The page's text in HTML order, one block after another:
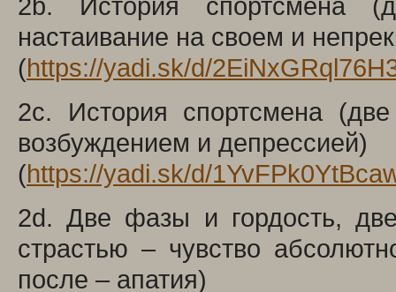
настаивание на своем и
(https://yadi.sk/d/
2c. История спортсмена
возбуждением и депрессией)
(https://yadi.sk/d/
2d. Две фазы и гордость,
страстью – чувство
после – апатия)